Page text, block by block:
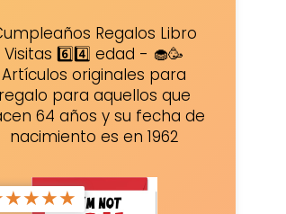
Regalos Libro
Visitas 6️⃣4️⃣ edad - 🧁🥳
Artículos originales para
regalo para aquellos que
64 años y su fecha de
nacimiento es en 1962
★★★★